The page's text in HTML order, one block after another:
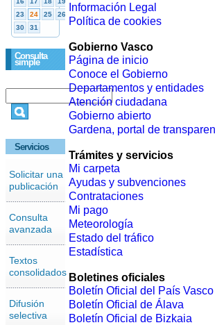
Consulta
simple
Servicios
Solicitar una
publicación
Consulta
avanzada
Textos
consolidados
Difusión
selectiva
Información Legal
Política de cookies
Gobierno Vasco
Página de inicio
Conoce el Gobierno
Departamentos y entidades
Atención ciudadana
Gobierno abierto
Gardena, portal de
Trámites y servicios
Mi carpeta
Ayudas y subvenciones
Contrataciones
Mi pago
Meteorología
Estado del tráfico
Estadística
Boletines oficiales
Boletín Oficial del País Vasco
Boletín Oficial de Álava
Boletín Oficial de Bizkaia